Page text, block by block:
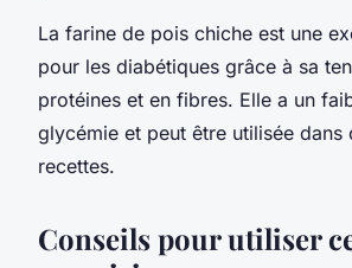
La farine de pois chiche est une
pour les diabétiques grâce à sa
protéines et en fibres. Elle a un
glycémie et peut être utilisée dans
recettes.
Conseils pour utiliser